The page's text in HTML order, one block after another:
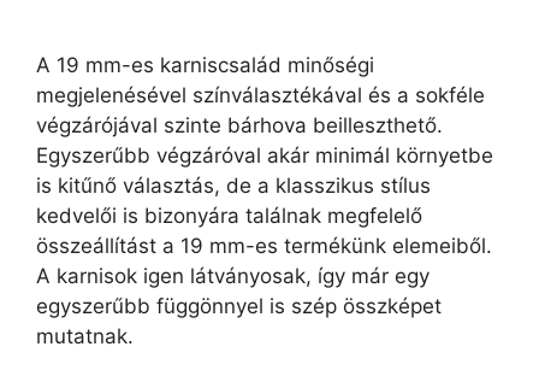
A 19 mm-es karniscsalád minőségi
megjelenésével színválasztékával és a sokféle
végzárójával szinte bárhova beilleszthető.
Egyszerűbb végzáróval akár minimál környetbe
is kitűnő választás, de a klasszikus stílus
kedvelői is bizonyára találnak megfelelő
összeállítást a 19 mm-es termékünk elemeiből.
A karnisok igen látványosak, így már egy
egyszerűbb függönnyel is szép összképet
mutatnak.